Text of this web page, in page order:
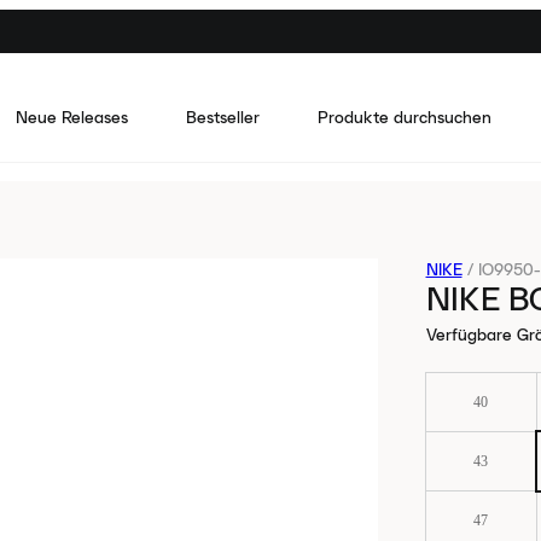
Neue Releases Bestseller Produkte durchsuchen
NIKE /
NIKE
Verfügbare
40
43
47